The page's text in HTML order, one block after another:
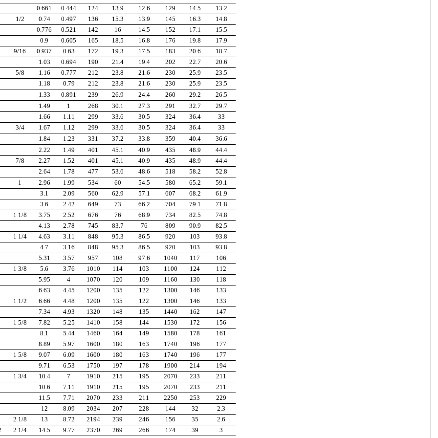
0.661 0.444 124 13.9 12.6 129 14.5
13.2
1/2
0.74 0.497 136 15.3 13.9 145 16.3
14.8
0.776 0.521 142 16 14.5 152 17.1
15.5
0.9 0.605 165 18.5 16.8 176 19.8
17.9
9/16
0.937 0.63 172 19.3 17.5 183 20.6
18.7
1.03 0.694 190 21.4 19.4 202 22.7
20.6
5/8
1.16 0.777 212 23.8 21.6 230 25.9
23.5
1.18 0.79 212 23.8 21.6 230 25.9
23.5
1.33 0.891 239 26.9 24.4 260 29.2
26.5
1.49 1 268 30.1 27.3 291 32.7
29.7
1.66 1.11 299 33.6 30.5 324 36.4
33
3/4
1.67 1.12 299 33.6 30.5 324 36.4
33
1.84 1.23 331 37.2 33.8 359 40.4
36.6
2.22 1.49 401 45.1 40.9 435 48.9
44.4
7/8
2.27 1.52 401 45.1 40.9 435 48.9
44.4
2.64 1.78 477 53.6 48.6 518 58.2
52.8
1
2.96 1.99 534 60 54.5 580 65.2
59.1
3.1 2.09 560 62.9 57.1 607 68.2
61.9
3.6 2.42 649 73 66.2 704 79.1
71.8
1 1/8
3.75 2.52 676 76 68.9 734 82.5
74.8
4.13 2.78 745 83.7 76 809 90.9
82.5
1 1/4
4.63 3.11 848 95.3 86.5 920 103
93.8
4.7 3.16 848 95.3 86.5 920 103
93.8
5.31 3.57 957 108 97.6 1040 117
106
1 3/8
5.6 3.76 1010 114 103 1100 124
112
5.95 4 1070 120 109 1160 130
118
6.63 4.45 1200 135 122 1300 146
133
1 1/2
6.66 4.48 1200 135 122 1300 146
133
7.34 4.93 1320 148 135 1440 162
147
1 5/8
7.82 5.25 1410 158 144 1530 172
156
8.1 5.44 1460 164 149 1580 178
161
8.89 5.97 1600 180 163 1740 196
177
1 5/8
9.07 6.09 1600 180 163 1740 196
177
9.71 6.53 1750 197 178 1900 214
194
1 3/4
10.4 7 1910 215 195 2070 233
211
10.6 7.11 1910 215 195 2070 233
211
11.5 7.71 2070 233 211 2250 253
229
12 8.09 2034 207 228 144 32
2.3
2 1/8 13 8.72 2194 239 246 156 35
2.6
2 1/4 14.5 9.77 2370 269 266 174 39
3